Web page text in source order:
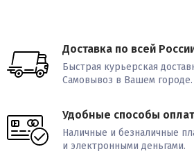
Доставка по всей
Быстрая курьерская
Самовывоз в Вашем городе.
Удобные способы
Наличные и безналичные
и электронными деньгами.